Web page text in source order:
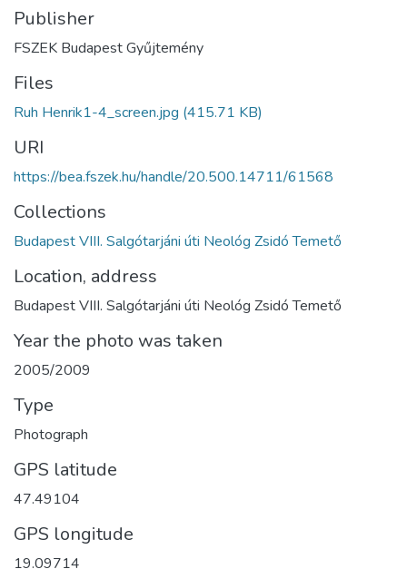
Publisher
FSZEK Budapest Gyűjtemény
Files
Ruh Henrik1-4_screen.jpg (415.71 KB)
URI
https://bea.fszek.hu/handle/20.500.14711/61568
Collections
Budapest VIII. Salgótarjáni úti Neológ Zsidó Temető
Location, address
Budapest VIII. Salgótarjáni úti Neológ Zsidó Temető
Year the photo was taken
2005/2009
Type
Photograph
GPS latitude
47.49104
GPS longitude
19.09714